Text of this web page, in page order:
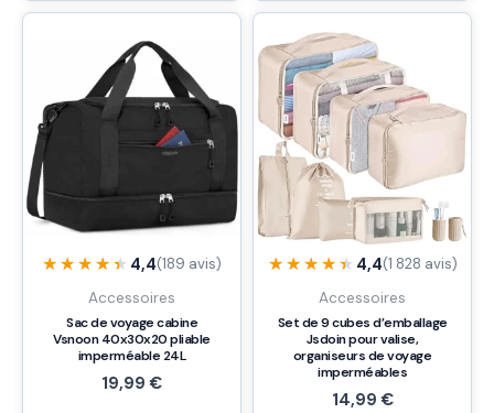
★★★★★
★★★★★ 4,4(189 avis)
Accessoires
Sac de voyage cabine
Vsnoon 40x30x20 pliable
imperméable 24L
19,99€
★★★★★
★★★★★ 4,4(1 828 avis)
Accessoires
Set de 9 cubes d’emballage
Jsdoin pour valise,
organiseurs de voyage
imperméables
14,99€